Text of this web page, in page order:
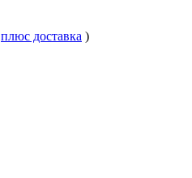
плюс доставка )